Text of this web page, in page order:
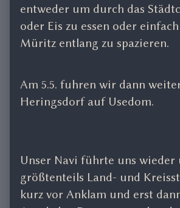
entweder um durch das
oder Eis zu essen oder
Müritz entlang zu spazieren.
Am 5.5. fuhren wir dann
Heringsdorf auf Usedom.
Unser Navi führte uns wieder
größtenteils Land- und
kurz vor Anklam und erst